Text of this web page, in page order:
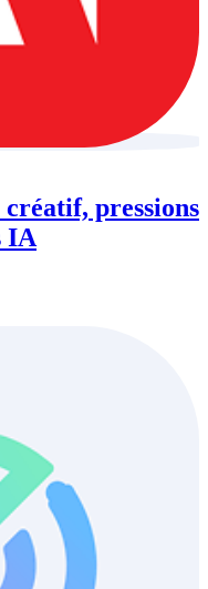
pressions
IA